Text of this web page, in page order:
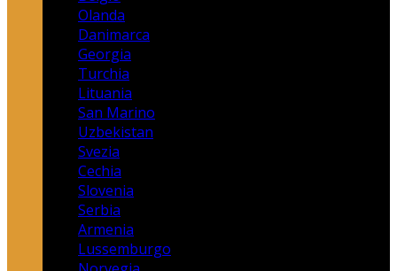
Olanda
Danimarca
Georgia
Turchia
Lituania
San Marino
Uzbekistan
Svezia
Cechia
Slovenia
Serbia
Armenia
Lussemburgo